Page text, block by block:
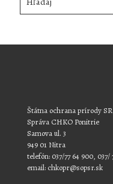
Štátna ochrana prírody SR
Správa CHKO Ponitrie
Samova ul. 3
949 01 Nitra
telefón: 037/77 64 900, 037/
email: chkopr@sopsr.sk